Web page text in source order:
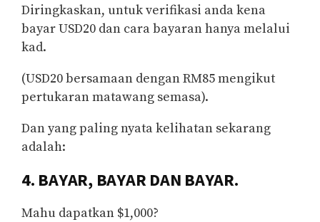
Diringkaskan, untuk verifikasi anda kena
bayar USD20 dan cara bayaran hanya melalui
kad.
(USD20 bersamaan dengan RM85 mengikut
pertukaran matawang semasa).
Dan yang paling nyata kelihatan sekarang
adalah:
4. BAYAR, BAYAR DAN BAYAR.
Mahu dapatkan $1,000?